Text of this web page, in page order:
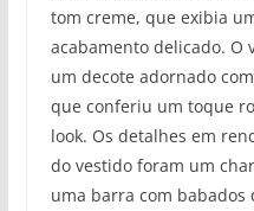
tom creme, que exibia
acabamento delicado. O
um decote adornado
que conferiu um toque
look. Os detalhes em
do vestido foram um
uma barra com